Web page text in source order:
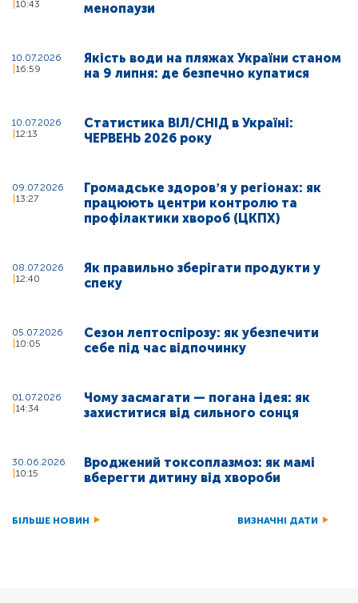
10:43
менопаузи
10.07.2026
16:59
Якість води на пляжах України станом
на 9 липня: де безпечно купатися
10.07.2026
12:13
Статистика ВІЛ/СНІД в Україні:
ЧЕРВЕНЬ 2026 року
09.07.2026
13:27
Громадське здоровʼя у регіонах: як
працюють центри контролю та
профілактики хвороб (ЦКПХ)
08.07.2026
12:40
Як правильно зберігати продукти у
спеку
05.07.2026
10:05
Сезон лептоспірозу: як убезпечити
себе під час відпочинку
01.07.2026
14:34
Чому засмагати — погана ідея: як
захиститися від сильного сонця
30.06.2026
10:15
Вроджений токсоплазмоз: як мамі
вберегти дитину від хвороби
БІЛЬШЕ НОВИН ВИЗНАЧНІ ДАТИ